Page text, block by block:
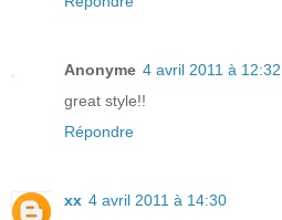
Anonyme 4 avril 2011 à 12:32
great style!!
Répondre
xx 4 avril 2011 à 14:30